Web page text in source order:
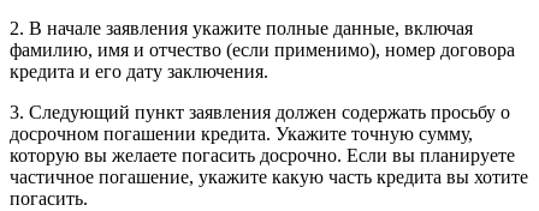
2. В начале заявления укажите полные данные, включая
фамилию, имя и отчество (если применимо), номер договора
кредита и его дату заключения.
3. Следующий пункт заявления должен содержать просьбу о
досрочном погашении кредита. Укажите точную сумму,
которую вы желаете погасить досрочно. Если вы планируете
частичное погашение, укажите какую часть кредита вы хотите
погасить.